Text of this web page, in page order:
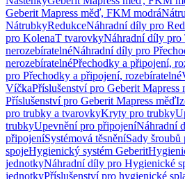
Geberit Mapress měď, FKM modrá
NátrubkyRedukceNáhradní díly pro
pro KolenaT tvarovkyNáhradní díly
nerozebíratelnéNáhradní díly pro
nerozebíratelnéPřechodky a připojení,
pro Přechodky a připojení, rozebíratelné
VíčkaPříslušenství pro Geberit Mapress
Příslušenství pro Geberit Mapress měď
pro trubky a tvarovkyKryty pro trubky
trubkyUpevnění pro připojeníNáhradní
připojeníSystémová těsněníSady šroubů
spojeHygienický systém Geberit
jednotkyNáhradní díly pro Hygienické
jednotkyPříslušenství pro hygienické